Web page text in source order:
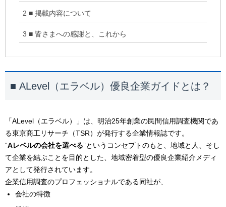
2 ■ 掲載内容について
3 ■ 皆さまへの感謝と、これから
■ ALevel（エラベル）優良企業ガイドとは？
「ALevel（エラベル）」は、明治25年創業の民間信用調査機関であ
る東京商工リサーチ（TSR）が発行する企業情報誌です。
“Aレベルの会社を選べる”というコンセプトのもと、地域と人、そし
て企業を結ぶことを目的とした、地域密着型の優良企業紹介メディ
アとして発行されています。
企業信用調査のプロフェッショナルである同社が、
会社の特徴